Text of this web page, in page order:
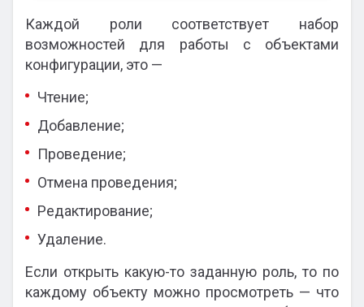
Каждой роли соответствует набор
возможностей для работы с объектами
конфигурации, это —
Чтение;
Добавление;
Проведение;
Отмена проведения;
Редактирование;
Удаление.
Если открыть какую-то заданную роль, то по
каждому объекту можно просмотреть — что